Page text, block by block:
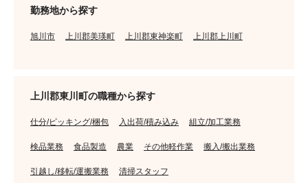
勤務地から探す
旭川市 上川郡美瑛町 上川郡東神楽町 上川郡上川町
上川郡東川町の職種から探す
仕分/ピッキング/梱包 入出荷/積み込み 組立/加工業務
検品業務 食品製造 農業 その他軽作業 搬入/搬出業務
引越し/移転/運搬業務 清掃スタッフ